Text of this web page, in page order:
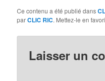
Ce contenu a été publié dans
parCLIC RIC. Mettez-le en
Laisser un